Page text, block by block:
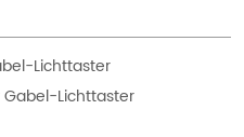
Lichttaster
Gabel-Lichttaster